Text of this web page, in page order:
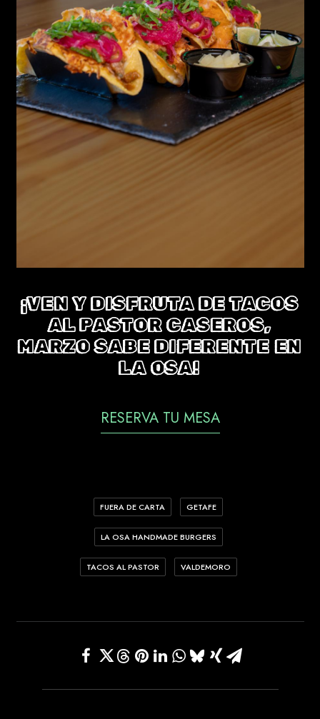
¡VEN Y DISFRUTA DE TACOS
AL PASTOR CASEROS,
MARZO SABE DIFERENTE EN
LA OSA!
RESERVA TU MESA
FUERA DE CARTA GETAFE
LA OSA HANDMADE BURGERS
TACOS AL PASTOR VALDEMORO